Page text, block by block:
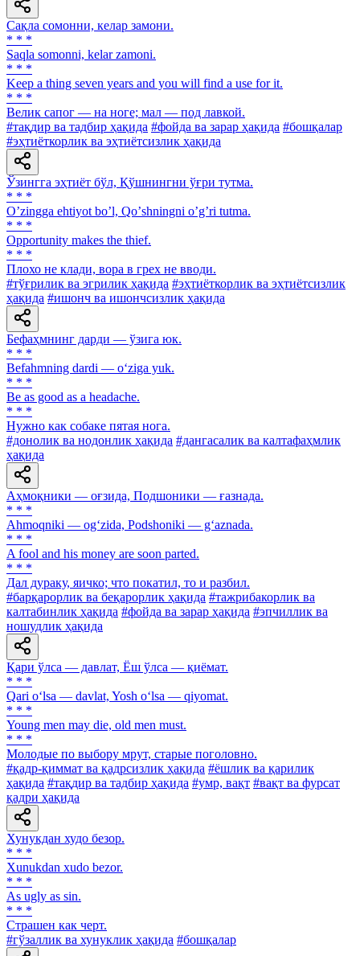
Сақла сомонни, келар замони.
* * *
Saqla somonni, kelar zamoni.
* * *
Keep a thing seven years and you will find a use for it.
* * *
Велик сапог — на ноге; мал — под лавкой.
#тақдир ва тадбир ҳақида #фойда ва зарар ҳақида #бошқалар
#эҳтиёткорлик ва эҳтиётсизлик ҳақида
Ўзингга эҳтиёт бўл, Қўшнингни ўғри тутма.
* * *
Oʼzingga ehtiyot boʼl, Qoʼshningni oʼgʼri tutma.
* * *
Opportunity makes the thief.
* * *
Плохо не клади, вора в грех не вводи.
#тўғрилик ва эгрилик ҳақида #эҳтиёткорлик ва эҳтиётсизлик
ҳақида #ишонч ва ишончсизлик ҳақида
Бефаҳмнинг дарди — ўзига юк.
* * *
Befahmning dardi — o‘ziga yuk.
* * *
Be as good as a headache.
* * *
Нужно как собаке пятая нога.
#донолик ва нодонлик ҳақида #дангасалик ва калтафаҳмлик
ҳақида
Аҳмоқники — оғзида, Подшоники — ғазнада.
* * *
Ahmoqniki — og‘zida, Podshoniki — g‘aznada.
* * *
A fool and his money are soon parted.
* * *
Дал дураку, яичко; что покатил, то и разбил.
#барқарорлик ва беқарорлик ҳақида #тажрибакорлик ва
калтабинлик ҳақида #фойда ва зарар ҳақида #эпчиллик ва
ношудлик ҳақида
Қари ўлса — давлат, Ёш ўлса — қиёмат.
* * *
Qari o‘lsa — davlat, Yosh o‘lsa — qiyomat.
* * *
Young men may die, old men must.
* * *
Молодые по выбору мрут, старые поголовно.
#қадр-қиммат ва қадрсизлик ҳақида #ёшлик ва қарилик
ҳақида #тақдир ва тадбир ҳақида #умр, вақт #вақт ва фурсат
қадри ҳақида
Хунукдан худо безор.
* * *
Xunukdan хudo bezor.
* * *
As ugly as sin.
* * *
Страшен как черт.
#гўзаллик ва хунуклик ҳақида #бошқалар